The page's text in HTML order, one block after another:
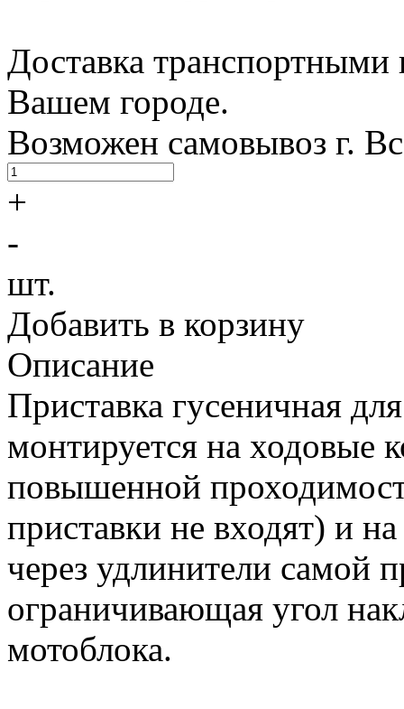
Доставка
Вашем городе.
Возможен самовывоз г.
+
-
шт.
Добавить в корзину
Описание
Приставка гусеничная
монтируется на ходовые
повышенной
приставки не входят) и
через удлинители самой
ограничивающая угол
мотоблока.